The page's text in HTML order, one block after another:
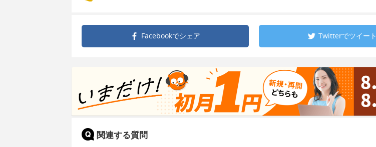
Facebookでシェア Twitterでツイート
関連する質問